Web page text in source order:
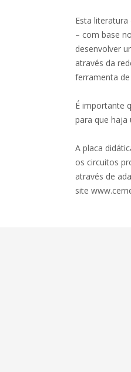
Esta
– com base
desenvolver
através da
ferramenta
É importante
para que
A placa
os circuitos
através de
site